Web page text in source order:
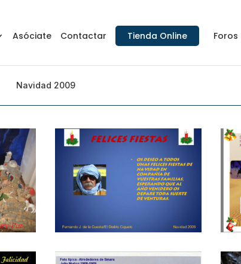
Asóciate Contactar Tienda Online Foros
Navidad 2009